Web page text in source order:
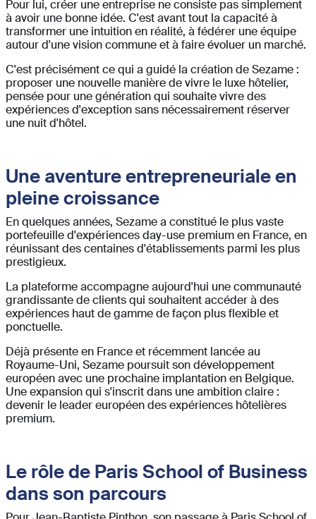
Pour lui, créer une entreprise ne consiste pas simplement
à avoir une bonne idée. C'est avant tout la capacité à
transformer une intuition en réalité, à fédérer une équipe
autour d'une vision commune et à faire évoluer un marché.
C'est précisément ce qui a guidé la création de Sezame :
proposer une nouvelle manière de vivre le luxe hôtelier,
pensée pour une génération qui souhaite vivre des
expériences d'exception sans nécessairement réserver
une nuit d'hôtel.
Une aventure entrepreneuriale en
pleine croissance
En quelques années, Sezame a constitué le plus vaste
portefeuille d'expériences day-use premium en France, en
réunissant des centaines d'établissements parmi les plus
prestigieux.
La plateforme accompagne aujourd'hui une communauté
grandissante de clients qui souhaitent accéder à des
expériences haut de gamme de façon plus flexible et
ponctuelle.
Déjà présente en France et récemment lancée au
Royaume-Uni, Sezame poursuit son développement
européen avec une prochaine implantation en Belgique.
Une expansion qui s'inscrit dans une ambition claire :
devenir le leader européen des expériences hôtelières
premium.
Le rôle de Paris School of Business
dans son parcours